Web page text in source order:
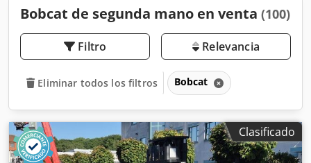
Bobcat de segunda mano en venta (100)
Filtro Relevancia
Eliminar todos los filtros Bobcat
Clasificado